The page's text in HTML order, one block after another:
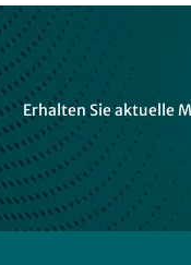
Erhalten Sie aktuelle